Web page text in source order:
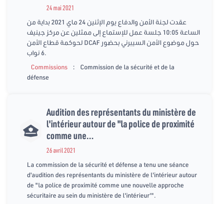
24 mai 2021
عقدت لجنة الأمن والدفاع يوم الإثنين 24 ماي 2021 بداية من
الساعة 10:05 جلسة عمل للإستماع إلى ممثلين عن مركز جينيف
لحوكمة قطاع الأمن DCAF حول موضوع الأمن السيبرني بحضور
6 نواب.
Commissions
:
Commission de la sécurité et de la
défense
Audition des représentants du ministère de
l'intérieur autour de "la police de proximité
comme une...
26 avril 2021
La commission de la sécurité et défense a tenu une séance
d'audition des représentants du ministère de l'intérieur autour
de "la police de proximité comme une nouvelle approche
sécuritaire au sein du ministère de l'intérieur'".